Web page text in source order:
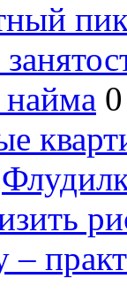
0
–